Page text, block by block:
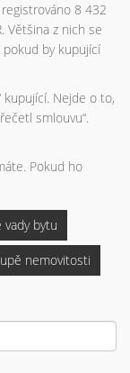
8 432
Většina z nich se
pokud by kupující
kupující. Nejde o to,
smlouvu“.
Pokud ho
vady bytu
nemovitosti